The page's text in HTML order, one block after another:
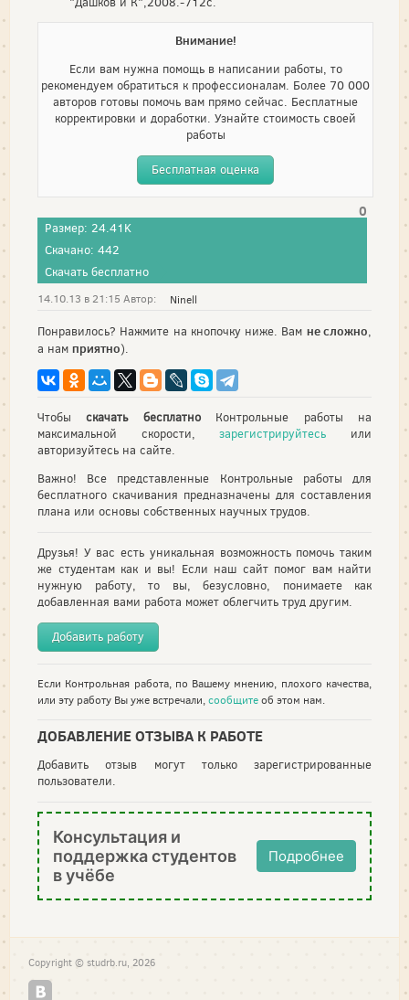
Внимание!
Если вам нужна помощь в написании работы, то
рекомендуем обратиться к профессионалам. Более 70 000
авторов готовы помочь вам прямо сейчас. Бесплатные
корректировки и доработки. Узнайте стоимость своей
работы
Бесплатная оценка
0
Размер: 24.41K
Скачано: 442
Скачать бесплатно
14.10.13 в 21:15 Автор: Ninell
Понравилось? Нажмите на кнопочку ниже. Вам не сложно,
а нам приятно).
Чтобыскачать бесплатноКонтрольные работы на
максимальной скорости,зарегистрируйтесь или
авторизуйтесь на сайте.
Важно! Все представленные Контрольные работы для
бесплатного скачивания предназначены для составления
плана или основы собственных научных трудов.
Друзья! У вас есть уникальная возможность помочь таким
же студентам как и вы! Если наш сайт помог вам найти
нужную работу, то вы, безусловно, понимаете как
добавленная вами работа может облегчить труд другим.
Добавить работу
Если Контрольная работа, по Вашему мнению, плохого качества,
или эту работу Вы уже встречали,сообщитеоб этом нам.
ДОБАВЛЕНИЕ ОТЗЫВА К РАБОТЕ
Добавить отзыв могут только зарегистрированные
пользователи.
Консультация и
поддержка студентов
в учёбе
Подробнее
Copyright © studrb.ru, 2026